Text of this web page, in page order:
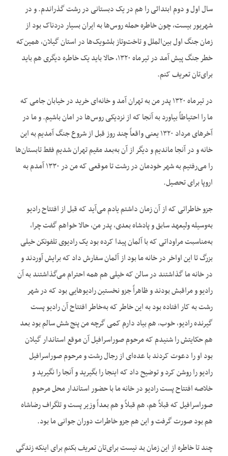
سال اول و دوم ابتدائی را هم در یک دبستانی در رشت گذراندم. و در
شهریور بیست، چون خاطره حمله روس‌ها به ایران بسیار دردناک بود از
زمان جنگ اول بین‌الملل و تاخت‌وتاز بلشویک‌ها در استان گیلان، همین‌که
خطر جنگ پیش آمد در تیرماه ۱۳۲۰، حالا باید یک خاطره دیگری هم باید
برای‌تان تعریف کنم.
در تیرماه ۱۳۲۰ پدر من به تهران آمد و خانه‌ای خرید در خیابان جامی که
ما را احتیاطاً بیاورد به آنجا که از نزدیکی روس‌ها در امان باشیم. و ما در
آخرهای مرداد ۱۳۲۰ یعنی واقعاً چند روز قبل از شروع جنگ آمدیم به این
خانه و در آنجا ماندیم و دیگر از آن به‌بعد مقیم تهران شدیم فقط تابستان‌ها
را می‌رفتیم به شهر خودمان در رشت تا موقعی که من در ۱۳۳۰ آمدم به
اروپا برای تحصیل.
جزو خاطراتی که از آن زمان داشتم یادم می‌آید که قبل از افتتاح رادیو
به‌وسیله ولیعهد سابق و پادشاه بعدی، پدر من، حالا خواهم گفت چرا،
به‌مناسبت مراوداتی که با آلمان پیدا کرده بود یک رادیوی تلفونکن خیلی
بزرگ تا این اواخر در خانه ما بود از آلمان سفارش داد که برایش آوردند و
در خانه ما گذاشتند در سالن که خیلی هم همه احترام می‌گذاشتند به آن
رادیو و مراقبش بودند و ظاهراً جزو نخستین رادیوهایی بود که در شهر
رشت به کار افتاده بود به این خاطر که به‌خاطر افتتاح آن رادیو پست
گیرنده رادیو، خوب، هم بیاد دارم کمی گرچه من پنج شش سالم بود بعد
هم حکایتش را شنیدم که مرحوم صوراسرافیل آن موقع استاندار گیلان
بود او را دعوت کردند با عده‌ای از رجال رشت و مرحوم صوراسرافیل
رادیو را روشن کرد و توضیح داد که اینجا را بگیرید و آنجا را نگیرید و
خلاصه افتتاح پست رادیو در خانه ما با حضور استاندار محل مرحوم
صوراسرافیل که قبلاً هم، هم قبلاً و هم بعداً وزیر پست و تلگراف رضاشاه
هم بود صورت گرفت و این هم جزو خاطرات دوران جوانی ما بود.
چند تا خاطره از این زمان بد نیست برای‌تان تعریف بکنم برای اینکه زندگی